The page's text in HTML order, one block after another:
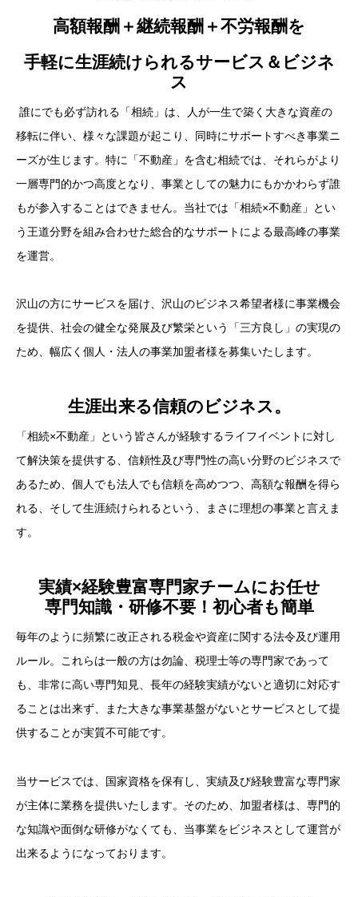
高額報酬＋継続報酬＋不労報酬を
手軽に生涯続けられるサービス＆ビジネ
ス
誰にでも必ず訪れる「相続」は、人が一生で築く大きな資産の
移転に伴い、様々な課題が起こり、同時にサポートすべき事業ニ
ーズが生じます。特に「不動産」を含む相続では、それらがより
一層専門的かつ高度となり、事業としての魅力にもかかわらず誰
もが参入することはできません。当社では「相続×不動産」とい
う王道分野を組み合わせた総合的なサポートによる最高峰の事業
を運営。
沢山の方にサービスを届け、沢山のビジネス希望者様に事業機会
を提供、社会の健全な発展及び繁栄という「三方良し」の実現の
ため、幅広く個人・法人の事業加盟者様を募集いたします。
生涯出来る信頼のビジネス。
「相続×不動産」という皆さんが経験するライフイベントに対し
て解決策を提供する、信頼性及び専門性の高い分野のビジネスで
あるため、個人でも法人でも信頼を高めつつ、高額な報酬を得ら
れる、そして生涯続けられるという、まさに理想の事業と言えま
す。
実績×経験豊富専門家チームにお任せ
専門知識・研修不要！初心者も簡単
毎年のように頻繁に改正される税金や資産に関する法令及び運用
ルール。これらは一般の方は勿論、税理士等の専門家であって
も、非常に高い専門知見、長年の経験実績がないと適切に対応す
ることは出来ず、また大きな事業基盤がないとサービスとして提
供することが実質不可能です。
当サービスでは、国家資格を保有し、実績及び経験豊富な専門家
が主体に業務を提供いたします。そのため、加盟者様は、専門的
な知識や面倒な研修がなくても、当事業をビジネスとして運営が
出来るようになっております。